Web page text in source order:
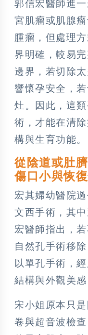
郭信宏醫師進
宮肌瘤或肌腺
腫瘤，但處理
界明確，較易
邊界，若切除
響懷孕安全，
灶。因此，這
術，才能在清
構與生育功能。
從陰道或肚
傷口小與恢
宏其婦幼醫院
文西手術，其
宏醫師指出，
自然孔手術移
以單孔手術，
結構與外觀美感
宋小姐原本只
卷與超音波檢